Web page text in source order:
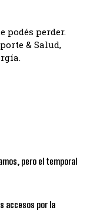
podés perder.
& Salud,
pero el temporal
accesos por la